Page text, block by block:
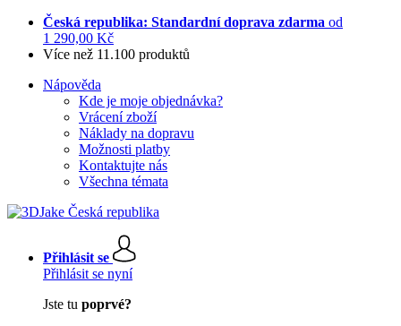
Česká republika: Standardní doprava zdarma od
1 290,00 Kč
Více než 11.100 produktů
Nápověda
Kde je moje objednávka?
Vrácení zboží
Náklady na dopravu
Možnosti platby
Kontaktujte nás
Všechna témata
Přihlásit se
Přihlásit se nyní
Jste tu poprvé?